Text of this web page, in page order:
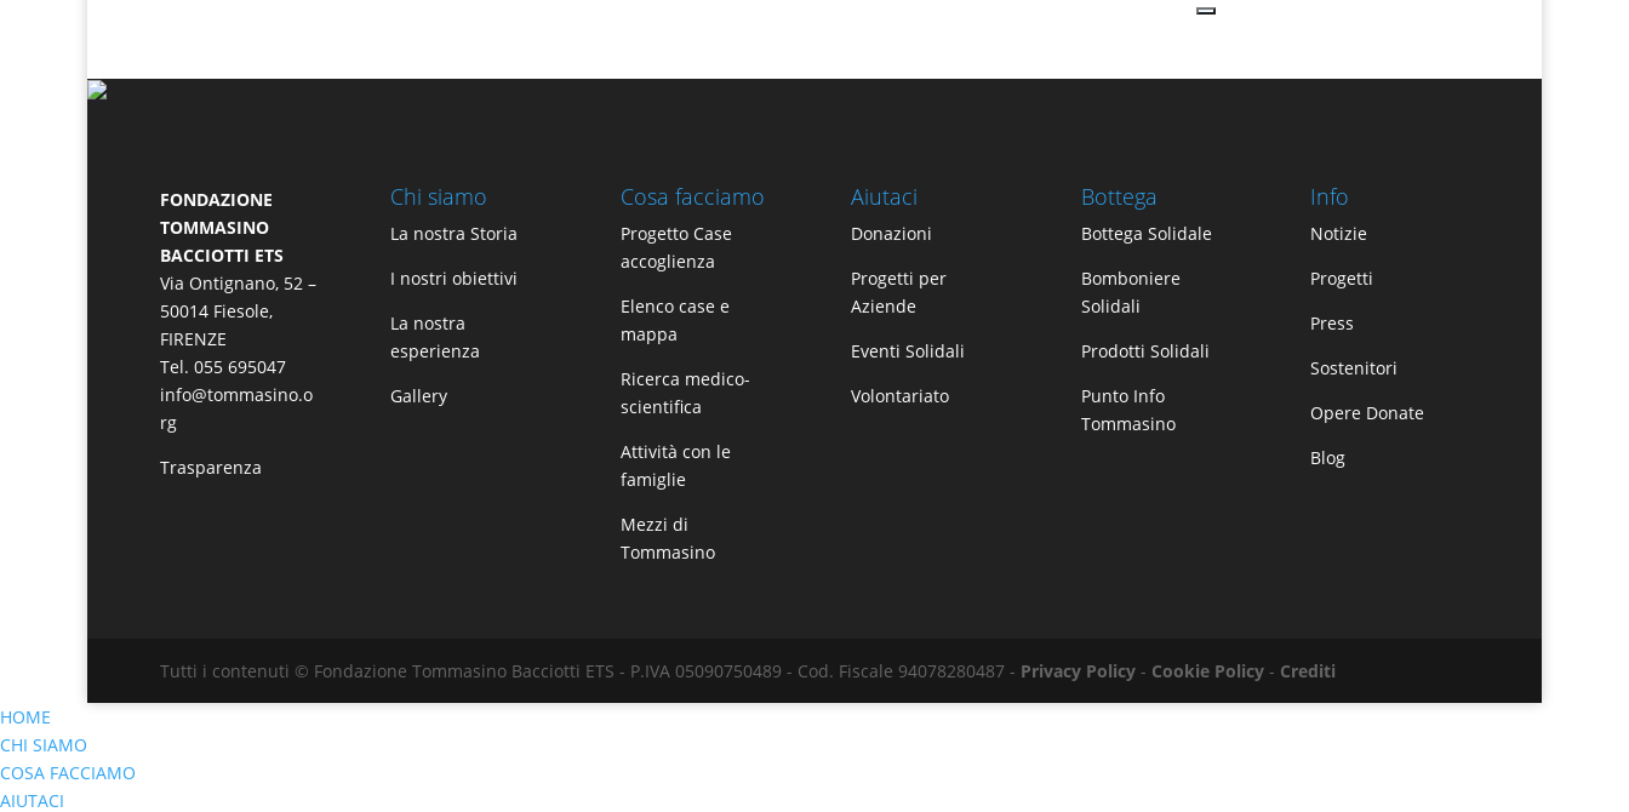
FONDAZIONE
TOMMASINO
BACCIOTTI ETS
Via Ontignano, 52 –
50014 Fiesole,
FIRENZE
Tel. 055 695047
info@tommasino.o
rg
Trasparenza
Chi siamo
La nostra Storia
I nostri obiettivi
La nostra
esperienza
Gallery
Cosa facciamo
Progetto Case
accoglienza
Elenco case e
mappa
Ricerca medico-
scientifica
Attività con le
famiglie
Mezzi di
Tommasino
Aiutaci
Donazioni
Progetti per
Aziende
Eventi Solidali
Volontariato
Bottega
Bottega Solidale
Bomboniere
Solidali
Prodotti Solidali
Punto Info
Tommasino
Info
Notizie
Progetti
Press
Sostenitori
Opere Donate
Blog
Tutti i contenuti © Fondazione Tommasino Bacciotti ETS - P.IVA 05090750489 - Cod. Fiscale 94078280487 - Privacy Policy - Cookie Policy - Crediti
HOME
CHI SIAMO
COSA FACCIAMO
AIUTACI